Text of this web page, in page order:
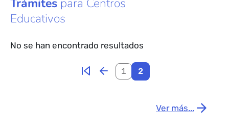
Trámites para Centros
Educativos
No se han encontrado resultados
Primera página
1 2
Ver más...